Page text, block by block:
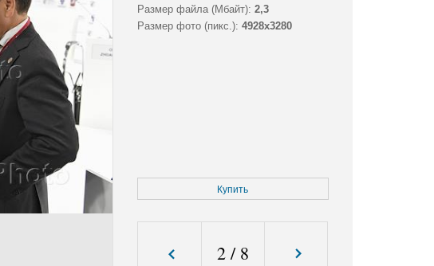
Размер файла (Мбайт): 2,3
Размер фото (пикс.): 4928x3280
Купить
2/ 8